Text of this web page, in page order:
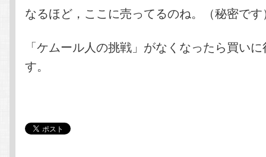
なるほど，ここに売ってるのね。（秘密です
「ケムール人の挑戦」がなくなったら買い
す。